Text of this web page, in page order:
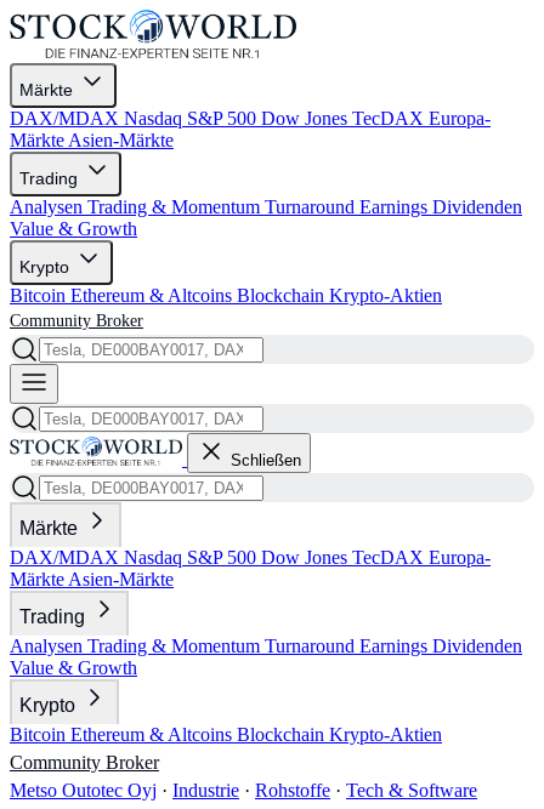
Märkte
DAX/MDAX Nasdaq S&P 500 Dow Jones TecDAX Europa-
Märkte Asien-Märkte
Trading
Analysen Trading & Momentum Turnaround Earnings Dividenden
Value & Growth
Krypto
Bitcoin Ethereum & Altcoins Blockchain Krypto-Aktien
Community Broker
Schließen
Märkte
DAX/MDAX Nasdaq S&P 500 Dow Jones TecDAX Europa-
Märkte Asien-Märkte
Trading
Analysen Trading & Momentum Turnaround Earnings Dividenden
Value & Growth
Krypto
Bitcoin Ethereum & Altcoins Blockchain Krypto-Aktien
Community Broker
Metso Outotec Oyj · Industrie · Rohstoffe · Tech & Software